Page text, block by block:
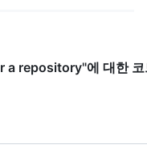
repository"에 대한 코